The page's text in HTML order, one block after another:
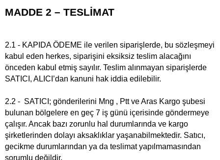
MADDE 2 – TESLİMAT
2.1 - KAPIDA ÖDEME ile verilen siparişlerde, bu sözleşmeyi
kabul eden herkes, siparişini eksiksiz teslim alacağını
önceden kabul etmiş sayılır. Teslim alınmayan siparişlerde
SATICI, ALICI’dan kanuni hak iddia edilebilir.
2.2 - SATICI; gönderilerini Mng , Ptt ve Aras Kargo şubesi
bulunan bölgelere en geç 7 iş günü içerisinde göndermeye
çalışır. Ancak bazı zorunlu hal durumlarında ve kargo
şirketlerinden dolayı aksaklıklar yaşanabilmektedir. Satıcı,
gecikme durumlarından ya da teslimat yapılmamasından
sorumlu değildir.